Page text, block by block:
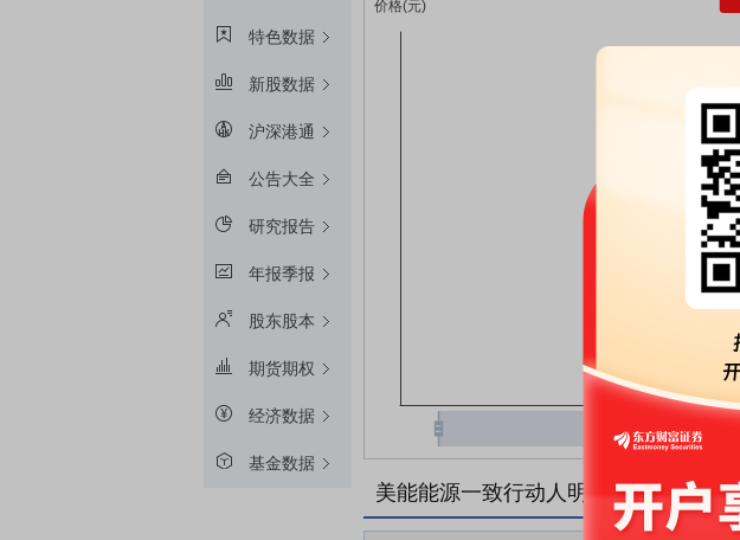
特色数据
新股数据
沪深港通
公告大全
研究报告
年报季报
股东股本
期货期权
经济数据
基金数据
美能能源一致行动人明细